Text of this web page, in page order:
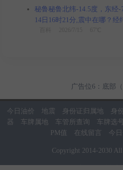
秘鲁秘鲁北纬-14.5度，东经-
14日16时21分,震中在哪？
广告位6：底部（
今日油价 地震 身份证归属地 身
器
车牌属地 车管所查询 车牌选
PM值
在线留言 今
Copyright 2014-2030 All